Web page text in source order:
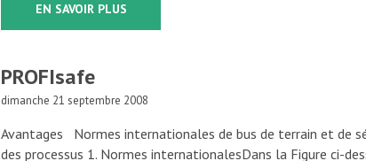
EN SAVOIR PLUS
PROFIsafe
dimanche 21 septembre 2008
Avantages Normes internationales de bus de terrain et de
des processus 1. Normes internationalesDans la Figure ci-